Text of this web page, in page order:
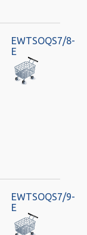
EWTSOQS7/8-
E
EWTSOQS7/9-
E